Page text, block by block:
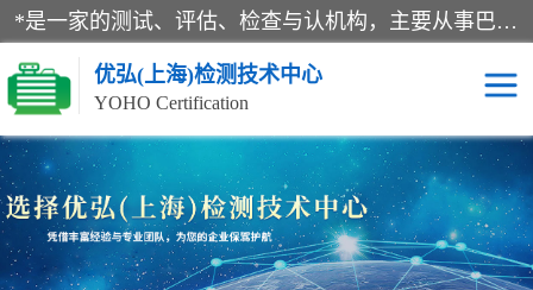
*是一家的测试、评估、检查与认机构，主要从事巴西NR10认证、NR12认证、NR13认证；ANATEL认证、INMTRO认证，欧盟CE认证：MD认证，PED认证，MID认证，ATEX认证，德国蓝色天使认证。
优弘(上海)检测技术中心
YOHO Certification
RECYCLASS认证 NR10认证
NR12认证 NR13认证